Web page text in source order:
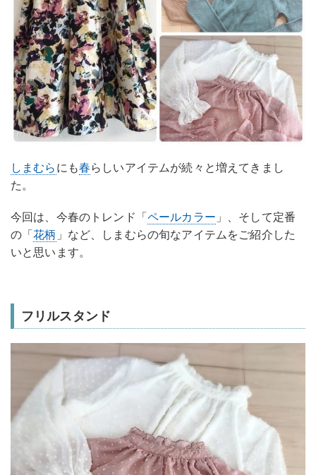
しまむら にも春らしいアイテムが続々と増えてきまし
た。
今回は、今春のトレンド「ペールカラー 」、そして定番
の「花柄 」など、しまむらの旬なアイテムをご紹介した
いと思います。
フリルスタンド